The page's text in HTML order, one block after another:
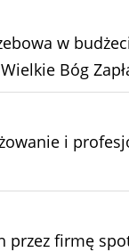
w
Bóg
i
firmę